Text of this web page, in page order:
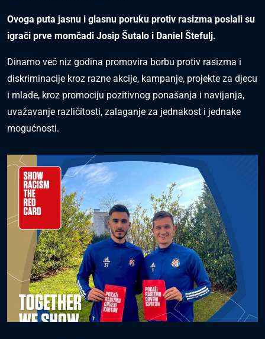
Ovoga puta jasnu i glasnu poruku protiv rasizma poslali su
igrači prve momčadi Josip Šutalo i Daniel Štefulj.
Dinamo već niz godina promovira borbu protiv rasizma i
diskriminacije kroz razne akcije, kampanje, projekte za djecu
i mlade, kroz promociju pozitivnog ponašanja i navijanja,
uvažavanje različitosti, zalaganje za jednakost i jednake
mogućnosti.